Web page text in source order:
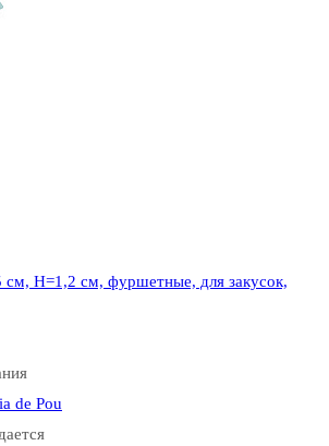
Н=1,2 см, фуршетные, для закусок,
de Pou